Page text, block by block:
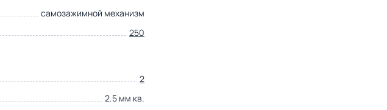
самозажимной механизм
250
2
2.5 мм кв.